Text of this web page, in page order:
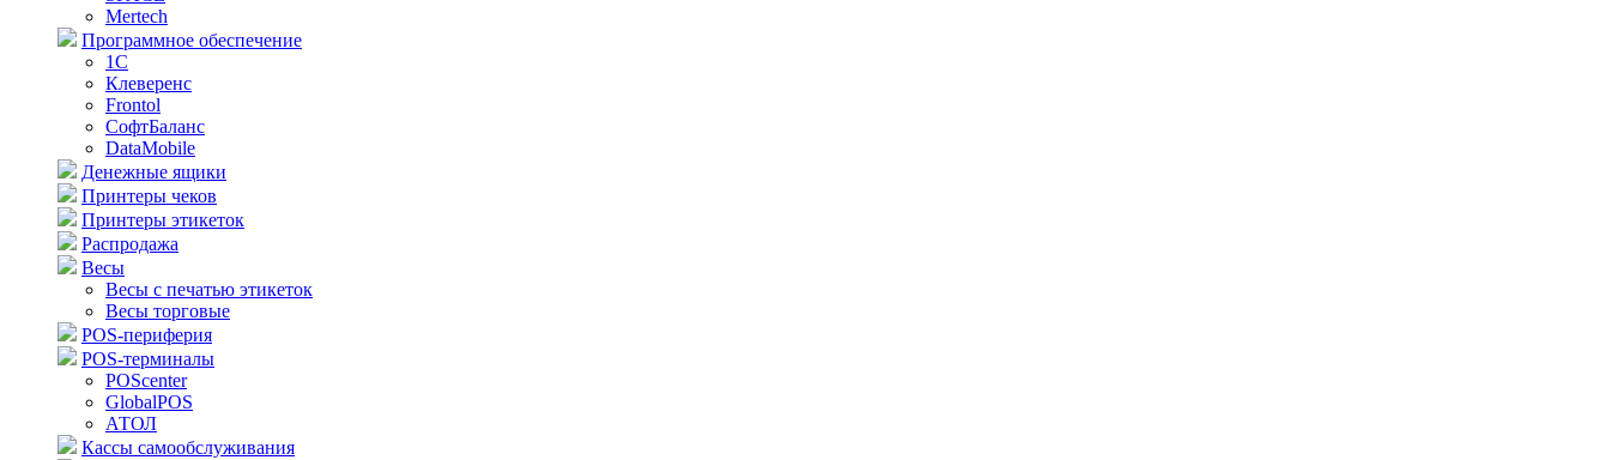
Mertech
Программное обеспечение
1С
Клеверенс
Frontol
СофтБаланс
DataMobile
Денежные ящики
Принтеры чеков
Принтеры этикеток
Распродажа
Весы
Весы с печатью этикеток
Весы торговые
POS-периферия
POS-терминалы
POScenter
GlobalPOS
АТОЛ
Кассы самообслуживания